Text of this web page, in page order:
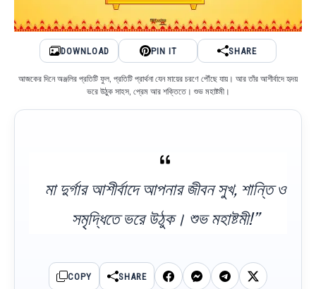
DOWNLOAD PIN IT SHARE
আজকের দিনে অঞ্জলির প্রতিটি ফুল, প্রতিটি প্রার্থনা যেন মায়ের চরণে পৌঁছে যায়। আর তাঁর আশীর্বাদে হৃদয়
ভরে উঠুক সাহস, প্রেম আর শক্তিতে। শুভ মহাষ্টমী।
মা দুর্গার আশীর্বাদে আপনার জীবন সুখ, শান্তি ও
সমৃদ্ধিতে ভরে উঠুক। শুভ মহাষ্টমী!”
COPY SHARE